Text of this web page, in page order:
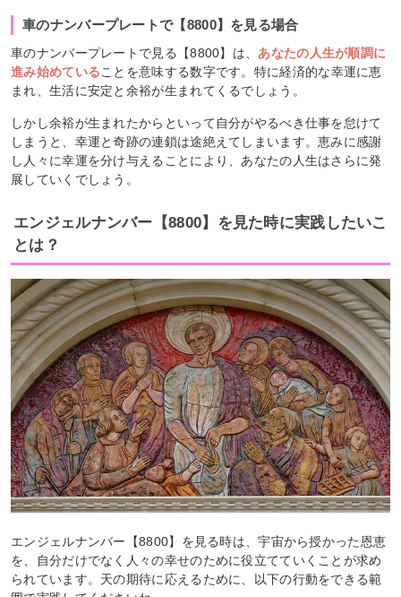
車のナンバープレートで【8800】を見る場合
車のナンバープレートで見る【8800】は、 あなたの人生が順調に
進み始めていることを意味する数字です。特に経済的な幸運に恵
まれ、生活に安定と余裕が生まれてくるでしょう。
しかし余裕が生まれたからといって自分がやるべき仕事を怠けて
しまうと、幸運と奇跡の連鎖は途絶えてしまいます。恵みに感謝
し人々に幸運を分け与えることにより、あなたの人生はさらに発
展していくでしょう。
エンジェルナンバー【8800】を見た時に実践したいこ
とは？
エンジェルナンバー【8800】を見る時は、宇宙から授かった恩恵
を、自分だけでなく人々の幸せのために役立てていくことが求め
られています。天の期待に応えるために、以下の行動をできる範